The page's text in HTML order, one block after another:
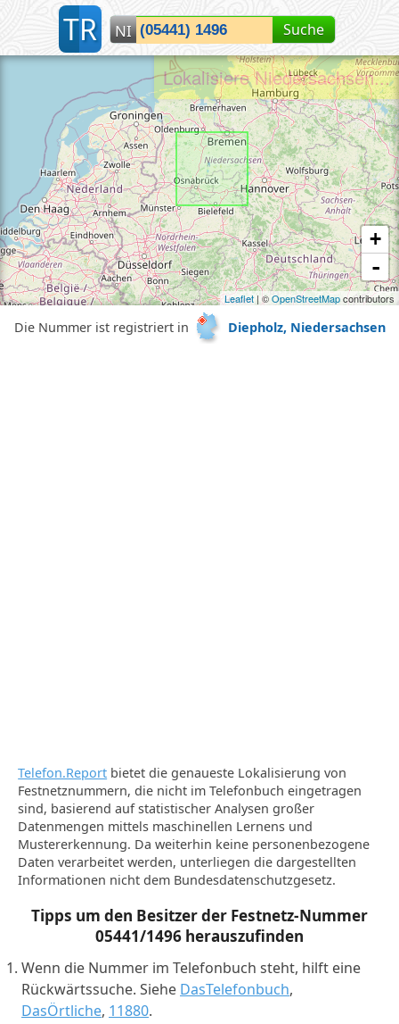
TR NI Suche
+
-
Leaflet | ©OpenStreetMapcontributors
Lokalisiere Niedersachsen...
Die Nummer ist registriert in Diepholz, Niedersachsen
Telefon.Report bietet die genaueste Lokalisierung von
Festnetznummern, die nicht im Telefonbuch eingetragen
sind, basierend auf statistischer Analysen großer
Datenmengen mittels maschinellen Lernens und
Mustererkennung. Da weiterhin keine personenbezogene
Daten verarbeitet werden, unterliegen die dargestellten
Informationen nicht dem Bundesdatenschutzgesetz.
Tipps um den Besitzer der Festnetz-Nummer
05441/1496 herauszufinden
Wenn die Nummer im Telefonbuch steht, hilft eine
Rückwärtssuche. Siehe DasTelefonbuch,
DasÖrtliche, 11880.